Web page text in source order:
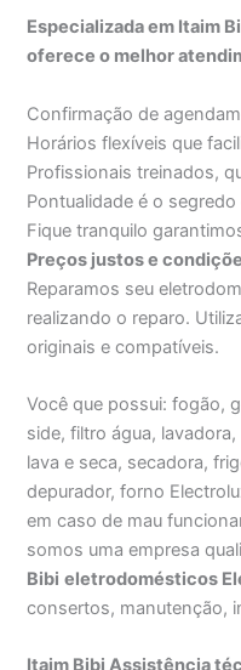
Especializada em Itaim
oferece o melhor
Confirmação de
Horários flexíveis que
Profissionais treinados,
Pontualidade é o
Fique tranquilo
Preços justos e
Reparamos seu
realizando o reparo.
originais e compatíveis.
Você que possui: fogão,
side, filtro água,
lava e seca, secadora,
depurador, forno
em caso de mau
somos uma empresa
Bibi eletrodomésticos
consertos, manutenção,
Itaim Bibi Assistência